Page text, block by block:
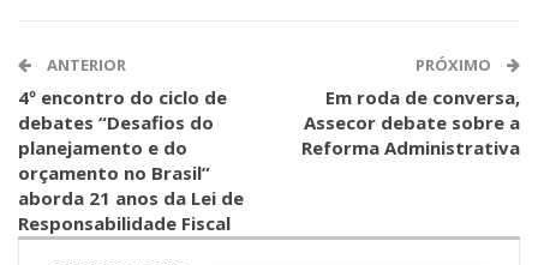
ANTERIOR
4º encontro do ciclo de
debates “Desafios do
planejamento e do
orçamento no Brasil”
aborda 21 anos da Lei de
Responsabilidade Fiscal
PRÓXIMO
Em roda de conversa,
Assecor debate sobre a
Reforma Administrativa